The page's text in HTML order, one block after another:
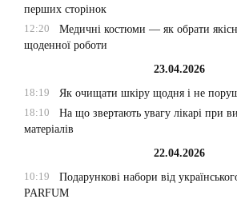
перших сторінок
12:20
Медичні костюми — як обрати
щоденної роботи
23.04.2026
18:19
Як очищати шкіру щодня і не
18:10
На що звертають увагу лікарі при
матеріалів
22.04.2026
10:19
Подарункові набори від
PARFUM